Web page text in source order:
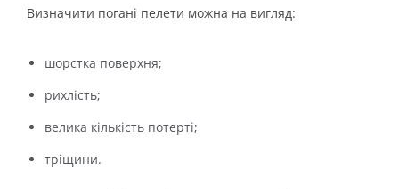
Визначити погані пелети можна на вигляд:
шорстка поверхня;
рихлість;
велика кількість потерті;
тріщини.